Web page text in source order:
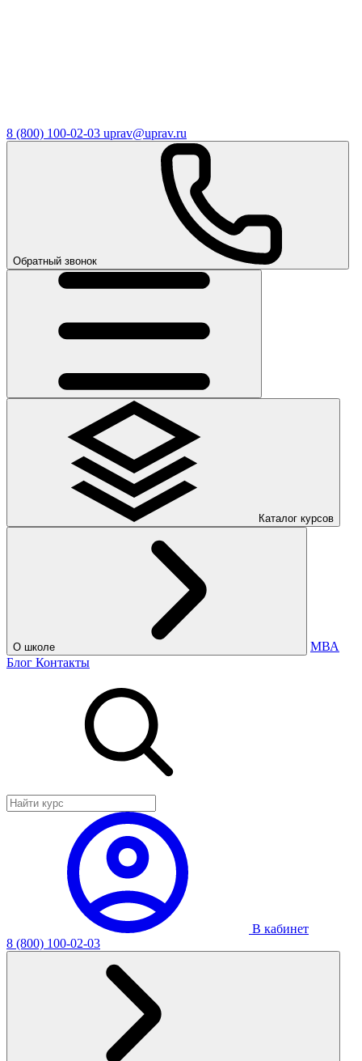
8 (800) 100-02-03 uprav@uprav.ru
Обратный звонок
Каталог курсов
О школе
МВА
Блог Контакты
В кабинет
8 (800) 100-02-03